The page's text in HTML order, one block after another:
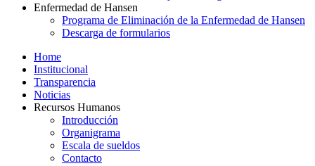
Enfermedad de Hansen
Programa de Eliminación de la Enfermedad de Hansen
Descarga de formularios
Home
Institucional
Transparencia
Noticias
Recursos Humanos
Introducción
Organigrama
Escala de sueldos
Contacto